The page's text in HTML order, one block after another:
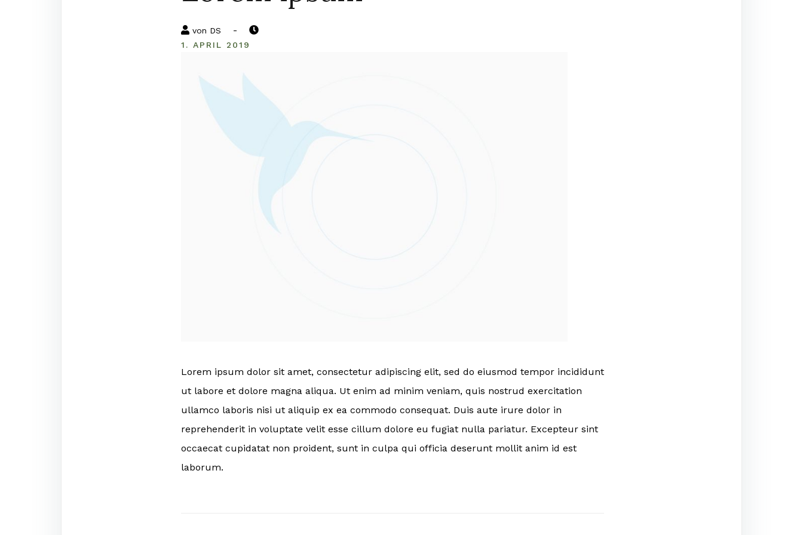
von DS -
1. APRIL 2019
Lorem ipsum dolor sit amet, consectetur adipiscing elit, sed do eiusmod tempor incididunt
ut labore et dolore magna aliqua. Ut enim ad minim veniam, quis nostrud exercitation
ullamco laboris nisi ut aliquip ex ea commodo consequat. Duis aute irure dolor in
reprehenderit in voluptate velit esse cillum dolore eu fugiat nulla pariatur. Excepteur sint
occaecat cupidatat non proident, sunt in culpa qui officia deserunt mollit anim id est
laborum.